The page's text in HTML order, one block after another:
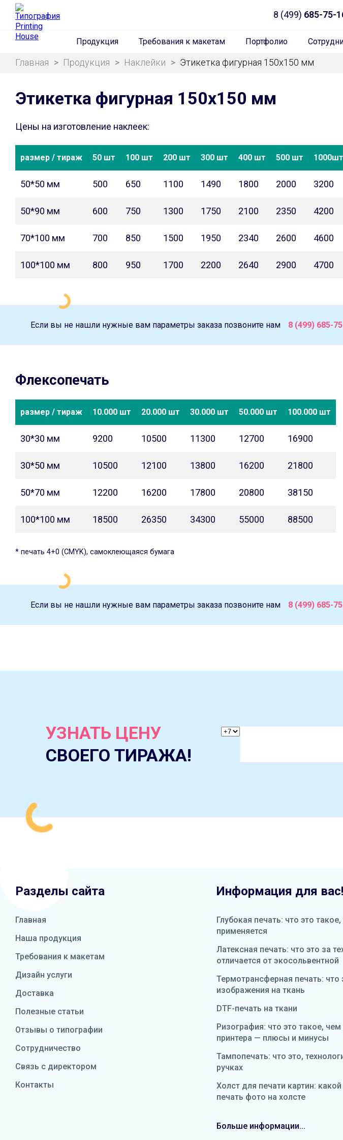
8 (499) 685-75-
Продукция Требования к макетам Портфолио
Главная > Продукция > Наклейки > Этикетка фигурная 150х150 мм
Этикетка фигурная 150х150 мм
Цены на изготовление наклеек:
размер / тираж 50 шт 100 шт 200 шт 300 шт 400 шт 500 шт 1000шт
50*50 мм 500 650 1100 1490 1800 2000 3200
50*90 мм 600 750 1300 1750 2100 2350 4200
70*100 мм 700 850 1500 1950 2340 2600 4600
100*100 мм 800 950 1700 2200 2640 2900 4700
Если вы не нашли нужные вам параметры заказа позвоните нам 8 (499) 685-
Флексопечать
размер / тираж 10.000 шт 20.000 шт 30.000 шт 50.000 шт 100.000 шт
30*30 мм 9200 10500 11300 12700 16900
30*50 мм 10500 12100 13800 16200 21800
50*70 мм 12200 16200 17800 20800 38150
100*100 мм 18500 26350 34300 55000 88500
* печать 4+0 (CMYK), самоклеющаяся бумага
Если вы не нашли нужные вам параметры заказа позвоните нам 8 (499) 685-
УЗНАТЬ ЦЕНУ
СВОЕГО ТИРАЖА!
Разделы сайта
Главная
Наша продукция
Требования к макетам
Дизайн услуги
Доставка
Полезные статьи
Отзывы о типографии
Сотрудничество
Связь с директором
Контакты
Информация для вас!
Глубокая печать: что это
применяется
Латексная печать: что это за
отличается от экосольвентной
Термотрансферная печать: что
изображения на ткань
DTF-печать на ткани
Ризография: что это такое,
принтера — плюсы и минусы
Тампопечать: что это,
ручках
Холст для печати картин:
печать фото на холсте
Больше информации...